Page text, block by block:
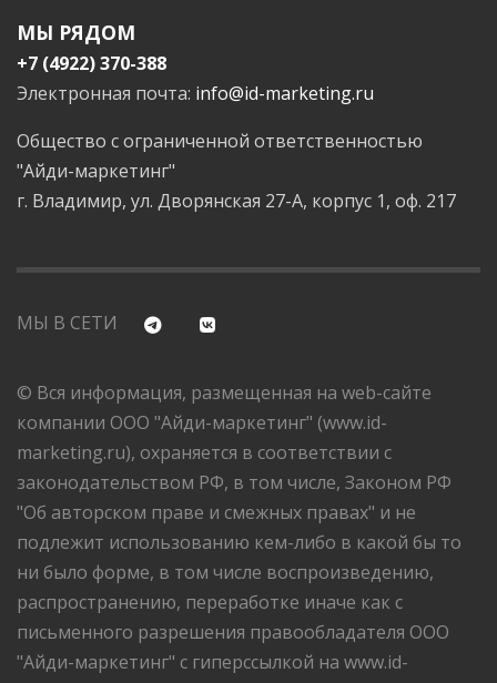
МЫ РЯДОМ
+7 (4922) 370-388
Электронная почта: info@id-marketing.ru
Общество с ограниченной ответственностью
"Айди-маркетинг"
г. Владимир, ул. Дворянская 27-А, корпус 1, оф. 217
МЫ В СЕТИ
© Вся информация, размещенная на web-сайте
компании ООО "Айди-маркетинг" (www.id-
marketing.ru), охраняется в соответствии с
законодательством РФ, в том числе, Законом РФ
"Об авторском праве и смежных правах" и не
подлежит использованию кем-либо в какой бы то
ни было форме, в том числе воспроизведению,
распространению, переработке иначе как с
письменного разрешения правообладателя ООО
"Айди-маркетинг" с гиперссылкой на www.id-